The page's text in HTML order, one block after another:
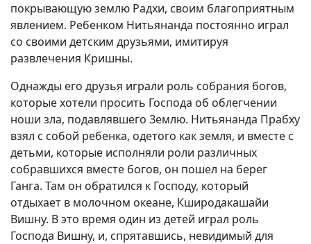
покрывающую землю Радхи, своим благоприятным
явлением. Ребенком Нитьянанда постоянно играл
со своими детским друзьями, имитируя
развлечения Кришны.
Однажды его друзья играли роль собрания богов,
которые хотели просить Господа об облегчении
ноши зла, подавлявшего Землю. Нитьянанда Прабху
взял с собой ребенка, одетого как земля, и вместе с
детьми, которые исполняли роли различных
собравшихся вместе богов, он пошел на берег
Ганга. Там он обратился к Господу, который
отдыхает в молочном океане, Кширодакашайи
Вишну. В это время один из детей играл роль
Господа Вишну, и, спрятавшись, невидимый для